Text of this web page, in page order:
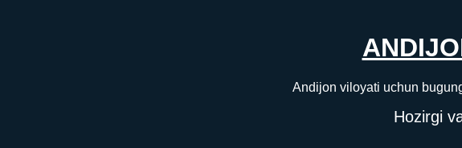
Andijon viloyati uchun
Hozirgi